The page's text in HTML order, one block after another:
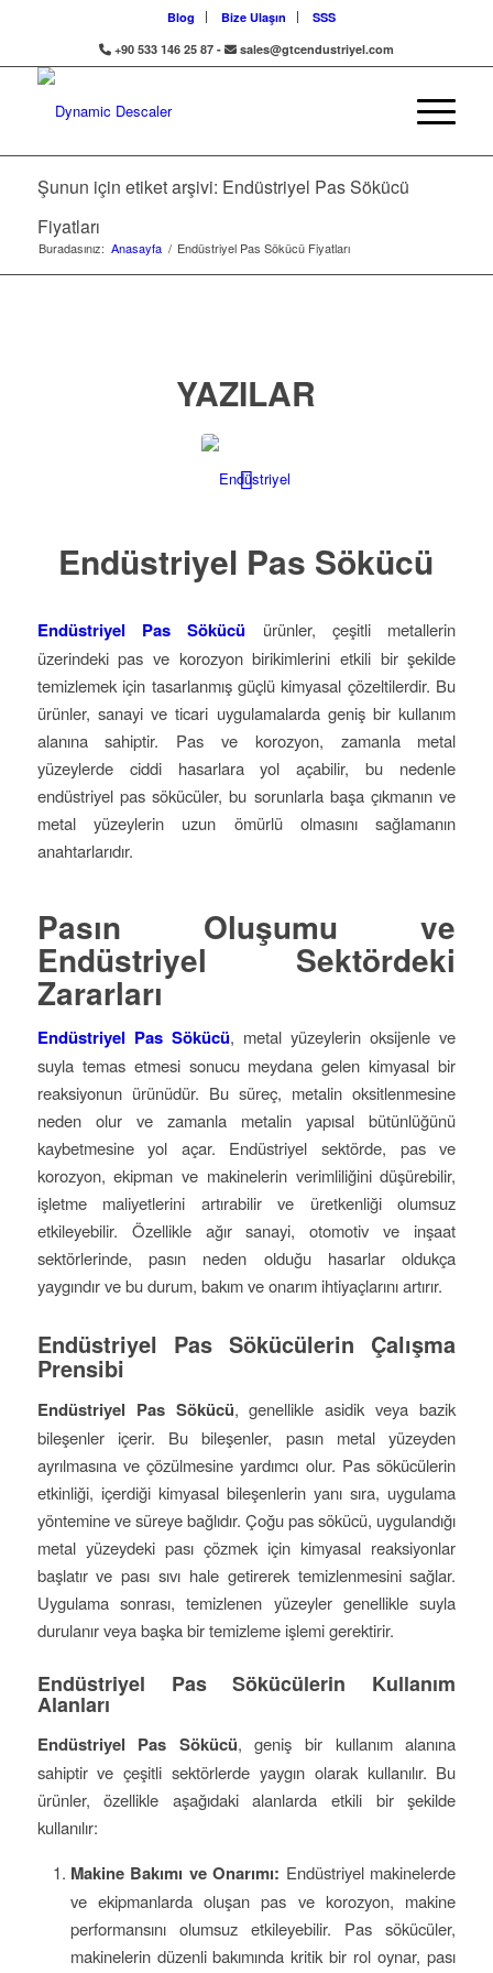
Blog Bize Ulaşın
SSS
+90 533 146 25 87 -
sales@gtcendustriyel.com
Şunun için etiket arşivi: Endüstriyel Pas Sökücü
Fiyatları
Buradasınız: Anasayfa / Endüstriyel Pas Sökücü Fiyatları
YAZILAR
Endüstriyel Pas Sökücü
Endüstriyel Pas Sökücü ürünler, çeşitli metallerin
üzerindeki pas ve korozyon birikimlerini etkili bir şekilde
temizlemek için tasarlanmış güçlü kimyasal çözeltilerdir. Bu
ürünler, sanayi ve ticari uygulamalarda geniş bir kullanım
alanına sahiptir. Pas ve korozyon, zamanla metal
yüzeylerde ciddi hasarlara yol açabilir, bu nedenle
endüstriyel pas sökücüler, bu sorunlarla başa çıkmanın ve
metal yüzeylerin uzun ömürlü olmasını sağlamanın
anahtarlarıdır.
Pasın Oluşumu ve
Endüstriyel Sektördeki
Zararları
Endüstriyel Pas Sökücü, metal yüzeylerin oksijenle ve
suyla temas etmesi sonucu meydana gelen kimyasal bir
reaksiyonun ürünüdür. Bu süreç, metalin oksitlenmesine
neden olur ve zamanla metalin yapısal bütünlüğünü
kaybetmesine yol açar. Endüstriyel sektörde, pas ve
korozyon, ekipman ve makinelerin verimliliğini düşürebilir,
işletme maliyetlerini artırabilir ve üretkenliği olumsuz
etkileyebilir. Özellikle ağır sanayi, otomotiv ve inşaat
sektörlerinde, pasın neden olduğu hasarlar oldukça
yaygındır ve bu durum, bakım ve onarım ihtiyaçlarını artırır.
Endüstriyel Pas Sökücülerin Çalışma
Prensibi
Endüstriyel Pas Sökücü, genellikle asidik veya bazik
bileşenler içerir. Bu bileşenler, pasın metal yüzeyden
ayrılmasına ve çözülmesine yardımcı olur. Pas sökücülerin
etkinliği, içerdiği kimyasal bileşenlerin yanı sıra, uygulama
yöntemine ve süreye bağlıdır. Çoğu pas sökücü, uygulandığı
metal yüzeydeki pası çözmek için kimyasal reaksiyonlar
başlatır ve pası sıvı hale getirerek temizlenmesini sağlar.
Uygulama sonrası, temizlenen yüzeyler genellikle suyla
durulanır veya başka bir temizleme işlemi gerektirir.
Endüstriyel Pas Sökücülerin Kullanım
Alanları
Endüstriyel Pas Sökücü, geniş bir kullanım alanına
sahiptir ve çeşitli sektörlerde yaygın olarak kullanılır. Bu
ürünler, özellikle aşağıdaki alanlarda etkili bir şekilde
kullanılır:
Makine Bakımı ve Onarımı: Endüstriyel makinelerde
ve ekipmanlarda oluşan pas ve korozyon, makine
performansını olumsuz etkileyebilir. Pas sökücüler,
makinelerin düzenli bakımında kritik bir rol oynar, pası